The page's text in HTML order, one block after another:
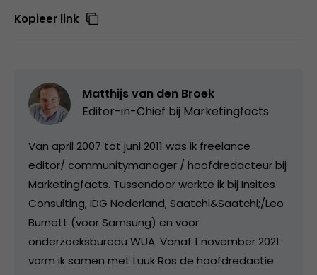
Kopieer link
Matthijs van den Broek
Editor-in-Chief bij Marketingfacts
Van april 2007 tot juni 2011 was ik freelance
editor/ communitymanager / hoofdredacteur bij
Marketingfacts. Tussendoor werkte ik bij Insites
Consulting, IDG Nederland, Saatchi&Saatchi;/Leo
Burnett (voor Samsung) en voor
onderzoeksbureau WUA. Vanaf 1 november 2021
vorm ik samen met Luuk Ros de hoofdredactie